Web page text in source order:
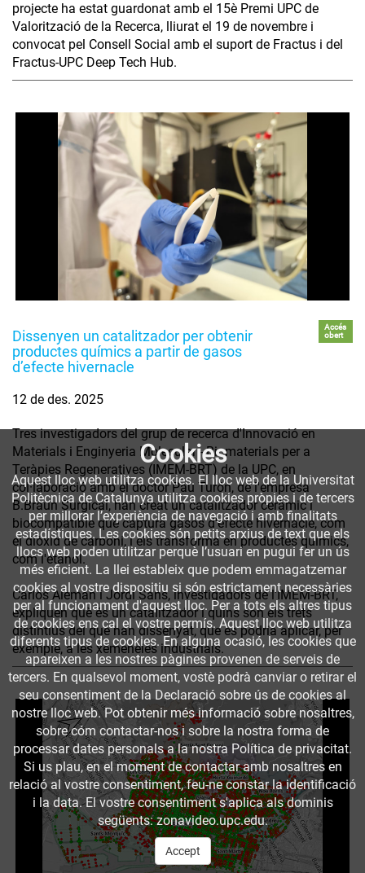
projecte ha estat guardonat amb el 15è Premi UPC de
Valorització de la Recerca, lliurat el 19 de novembre i
convocat pel Consell Social amb el suport de Fractus i del
Fractus-UPC Deep Tech Hub.
Dissenyen un catalitzador per obtenir
productes químics a partir de gasos
d’efecte hivernacle
Accés
obert
12 de des. 2025
Tres investigadors del grup de recerca d'Innovació en
Materials i Enginyeria Molecular - Biomaterials per a
Teràpies Regeneratives (IMEM-BRT) de la UPC, en
col·laboració amb el doctor Pau Turón, de l'empresa
B.Braun Surgical, han creat un catalitzador ceràmic i
biocompatible que captura gasos d'efecte hivernacle, com
el diòxid de carboni, i els transforma en productes químics,
com l'etanol.
Carlos Alemán i Jordi Sans, investigadors de l'IMEM-BRT,
expliquen què és un catalitzador i quins són els trets
distintius del que han dissenyat, que es podria aplicar, per
exemple, a les xemeneies industrials.
Cookies
Aquest lloc web utilitza cookies. El lloc web de la Universitat
Politècnica de Catalunya utilitza cookies pròpies i de tercers
per millorar l’experiència de navegació i amb finalitats
estadístiques. Les cookies són petits arxius de text que els
llocs web poden utilitzar perquè l’usuari en pugui fer un ús
més eficient. La llei estableix que podem emmagatzemar
cookies al vostre dispositiu si són estrictament necessàries
per al funcionament d'aquest lloc. Per a tots els altres tipus
de cookies ens cal el vostre permís. Aquest lloc web utilitza
diferents tipus de cookies. En alguna ocasió, les cookies que
apareixen a les nostres pàgines provenen de serveis de
tercers. En qualsevol moment, vostè podrà canviar o retirar el
seu consentiment de la Declaració sobre ús de cookies al
nostre lloc web. Pot obtenir més informació sobre nosaltres,
sobre cóm contactar-nos i sobre la nostra forma de
processar dates personals a la nostra Política de privacitat.
Si us plau, en el moment de contactar amb nosaltres en
relació al vostre consentiment, feu-ne constar la identificació
i la data. El vostre consentiment s'aplica als dominis
següents: zonavideo.upc.edu.
Accept